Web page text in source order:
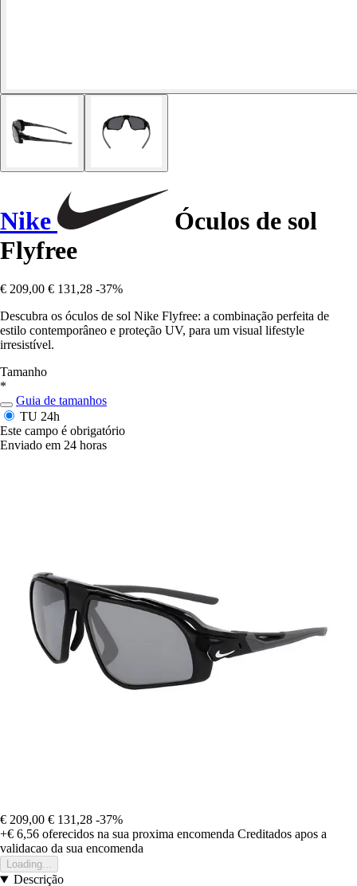
Nike
Óculos de sol
Flyfree
€ 209,00 € 131,28 -37%
Descubra os óculos de sol Nike Flyfree: a combinação perfeita de
estilo contemporâneo e proteção UV, para um visual lifestyle
irresistível.
Tamanho
*
Guia de tamanhos
TU 24h
Este campo é obrigatório
Enviado em 24 horas
€ 209,00 € 131,28 -37%
+€ 6,56 oferecidos na sua proxima encomenda Creditados apos a
validacao da sua encomenda
Loading...
Descrição